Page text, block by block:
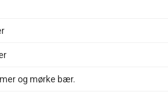
og mørke bær.